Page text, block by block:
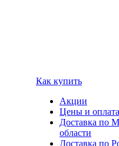
Как купить
Акции
Цены и оплата
Доставка по
области
Доставка по